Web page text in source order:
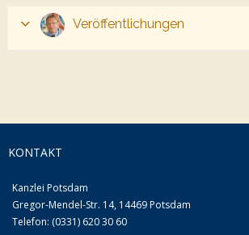
Veröffentlichungen
Baugenehmigung des Nachbarn –
Öffentliche Baulasten, § 34
Bauordnung
KONTAKT
Kanzlei Potsdam
Gregor-Mendel-Str. 14, 14469 Potsdam
Telefon: (0331) 620 30 60